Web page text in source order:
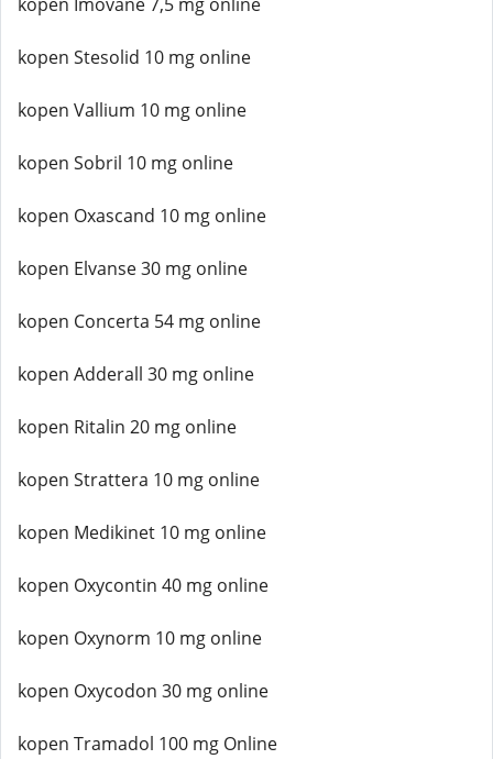
kopen Stesolid 10 mg online
kopen Vallium 10 mg online
kopen Sobril 10 mg online
kopen Oxascand 10 mg online
kopen Elvanse 30 mg online
kopen Concerta 54 mg online
kopen Adderall 30 mg online
kopen Ritalin 20 mg online
kopen Strattera 10 mg online
kopen Medikinet 10 mg online
kopen Oxycontin 40 mg online
kopen Oxynorm 10 mg online
kopen Oxycodon 30 mg online
kopen Tramadol 100 mg Online